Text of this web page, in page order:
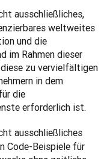
ausschließliches,
weltweites
und die
im Rahmen dieser
zu vervielfältigen
in dem
die
erforderlich ist.
ausschließliches
Code-Beispiele für